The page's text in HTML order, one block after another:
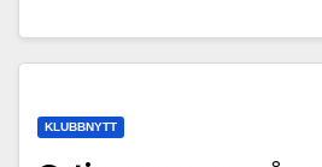
KLUBBNYTT